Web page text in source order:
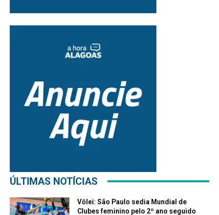
ÚLTIMAS NOTÍCIAS
Vôlei: São Paulo sedia Mundial de
Clubes feminino pelo 2º ano seguido